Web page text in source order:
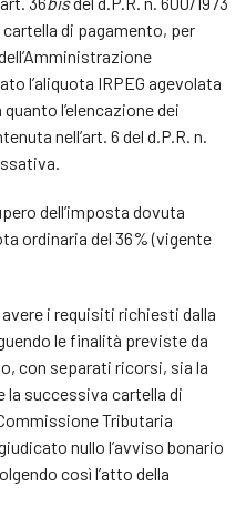
di pagamento, per
l’aliquota IRPEG agevolata
l’elencazione dei
nell’art. 6 del d.P.R. n.
dell’imposta dovuta
ordinaria del 36% (vigente
i requisiti richiesti dalla
le finalità previste da
con separati ricorsi, sia la
la successiva cartella di
Tributaria
nullo l’avviso bonario
così l’atto della